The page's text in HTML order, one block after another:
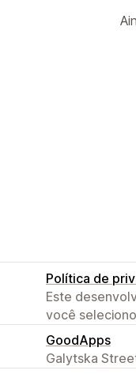
Política de
Este
você
GoodApps
Galytska